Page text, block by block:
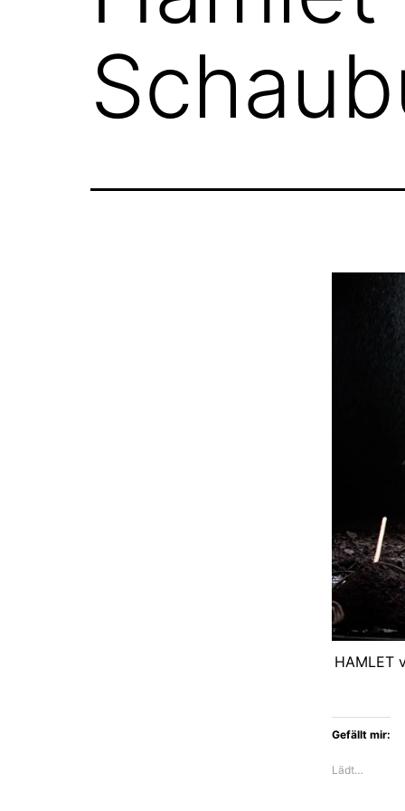
HAMLET
Gefällt mir:
Lädt…